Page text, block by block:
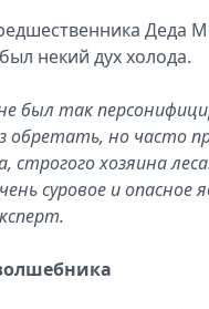
Деда
некий дух холода.
был так
обретать, но часто
строгого хозяина
суровое и опасное